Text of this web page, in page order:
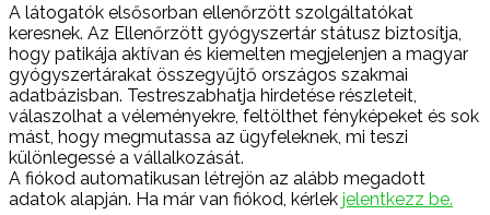
A látogatók elsősorban ellenőrzött szolgáltatókat
keresnek. Az Ellenőrzött gyógyszertár státusz biztosítja,
hogy patikája aktívan és kiemelten megjelenjen a magyar
gyógyszertárakat összegyűjtő országos szakmai
adatbázisban. Testreszabhatja hirdetése részleteit,
válaszolhat a véleményekre, feltölthet fényképeket és sok
mást, hogy megmutassa az ügyfeleknek, mi teszi
különlegessé a vállalkozását.
A fiókod automatikusan létrejön az alább megadott
adatok alapján. Ha már van fiókod, kérlek jelentkezz be.